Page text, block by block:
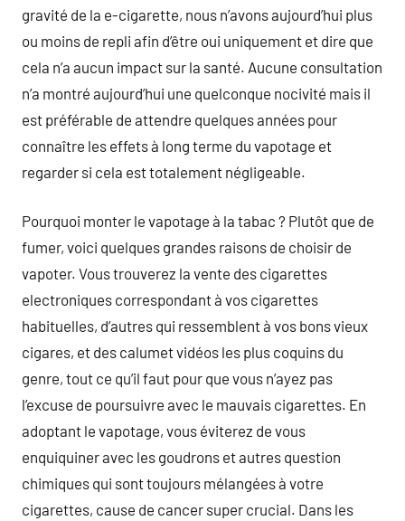
gravité de la e-cigarette, nous n’avons aujourd’hui plus
ou moins de repli afin d’être oui uniquement et dire que
cela n’a aucun impact sur la santé. Aucune consultation
n’a montré aujourd’hui une quelconque nocivité mais il
est préférable de attendre quelques années pour
connaître les effets à long terme du vapotage et
regarder si cela est totalement négligeable.
Pourquoi monter le vapotage à la tabac ? Plutôt que de
fumer, voici quelques grandes raisons de choisir de
vapoter. Vous trouverez la vente des cigarettes
electroniques correspondant à vos cigarettes
habituelles, d’autres qui ressemblent à vos bons vieux
cigares, et des calumet vidéos les plus coquins du
genre, tout ce qu’il faut pour que vous n’ayez pas
l’excuse de poursuivre avec le mauvais cigarettes. En
adoptant le vapotage, vous éviterez de vous
enquiquiner avec les goudrons et autres question
chimiques qui sont toujours mélangées à votre
cigarettes, cause de cancer super crucial. Dans les